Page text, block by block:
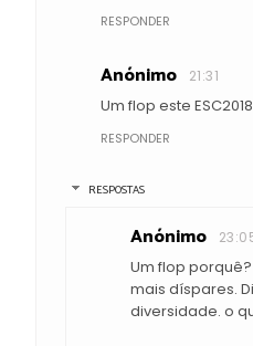
RESPONDER
Anónimo 21:31
Um flop este
RESPONDER
RESPOSTAS
Anónimo
Um flop
mais díspares.
diversidade. o